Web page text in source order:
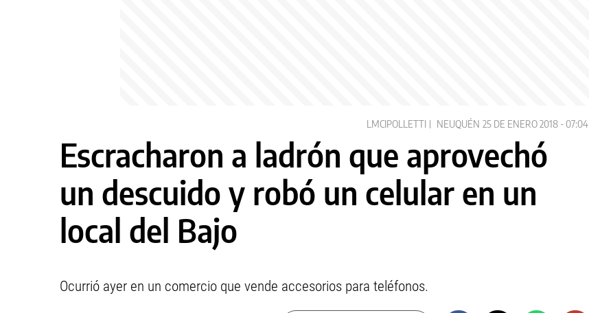
LMCIPOLLETTI NEUQUÉN 25 DE ENERO 2018 - 07:04
Escracharon a ladrón que aprovechó
un descuido y robó un celular en un
local del Bajo
Ocurrió ayer en un comercio que vende accesorios para teléfonos.